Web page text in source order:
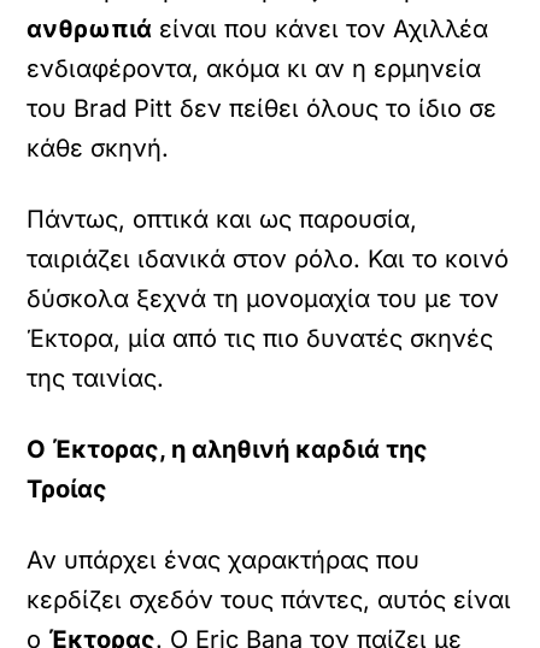
ανθρωπιά είναι που κάνει τον Αχιλλέα
ενδιαφέροντα, ακόμα κι αν η ερμηνεία
του Brad Pitt δεν πείθει όλους το ίδιο σε
κάθε σκηνή.
Πάντως, οπτικά και ως παρουσία,
ταιριάζει ιδανικά στον ρόλο. Και το κοινό
δύσκολα ξεχνά τη μονομαχία του με τον
Έκτορα, μία από τις πιο δυνατές σκηνές
της ταινίας.
Ο Έκτορας, η αληθινή καρδιά της
Τροίας
Αν υπάρχει ένας χαρακτήρας που
κερδίζει σχεδόν τους πάντες, αυτός είναι
ο Έκτορας. Ο Eric Bana τον παίζει με